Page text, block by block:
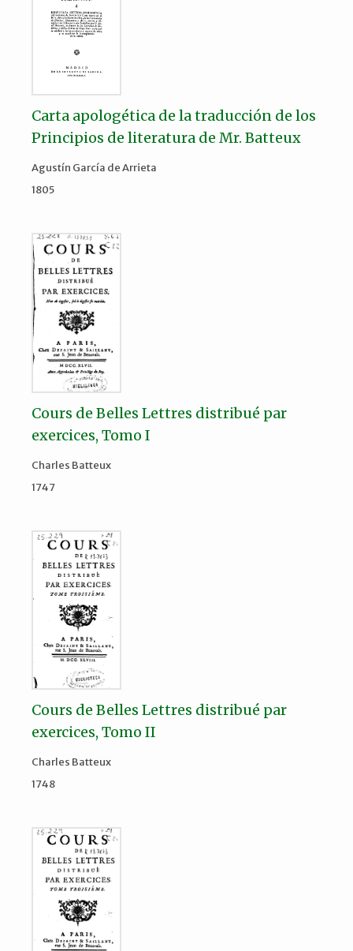
Carta apologética de la traducción de los
Principios de literatura de Mr. Batteux
Agustín García de Arrieta
1805
Cours de Belles Lettres distribué par
exercices, Tomo I
Charles Batteux
1747
Cours de Belles Lettres distribué par
exercices, Tomo II
Charles Batteux
1748